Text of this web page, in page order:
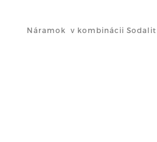
Náramok v kombinácii